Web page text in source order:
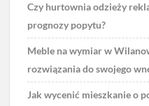
Czy hurtownia odzieży
prognozy popytu?
Meble na wymiar w
rozwiązania do swojego
Jak wycenić mieszkanie o